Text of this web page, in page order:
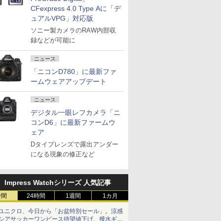
CFexpress 4.0 Type Aに「デ
ュアルVPG」対応版
ソニー製カメラのRAW内部収
録などが可能に
ニュース
「ニコンD780」に最新ファ
ームウェアアップデート
ニュース
デジタル一眼レフカメラ「ニ
コンD6」に最新ファームウ
ェア
Dタイプレンズで露出アンダー
になる現象の修正など
Impress Watchシリーズ 人気記事
24時間 1週間 1カ月
ニクロ、今日から「お盆特別セール」。涼感
アサッカーワンピース待望値下げ、撥水ギア